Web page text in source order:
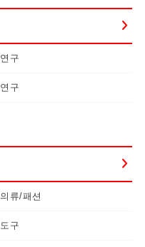
연구
연구
의류/패션
도구